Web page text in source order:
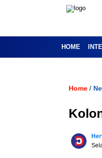
HOME
Home /